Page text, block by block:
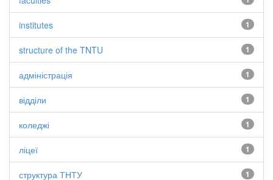
1
institutes
1
structure of the TNTU
1
адміністрація
1
відділи
1
коледжі
1
ліцеї
1
структура ТНТУ